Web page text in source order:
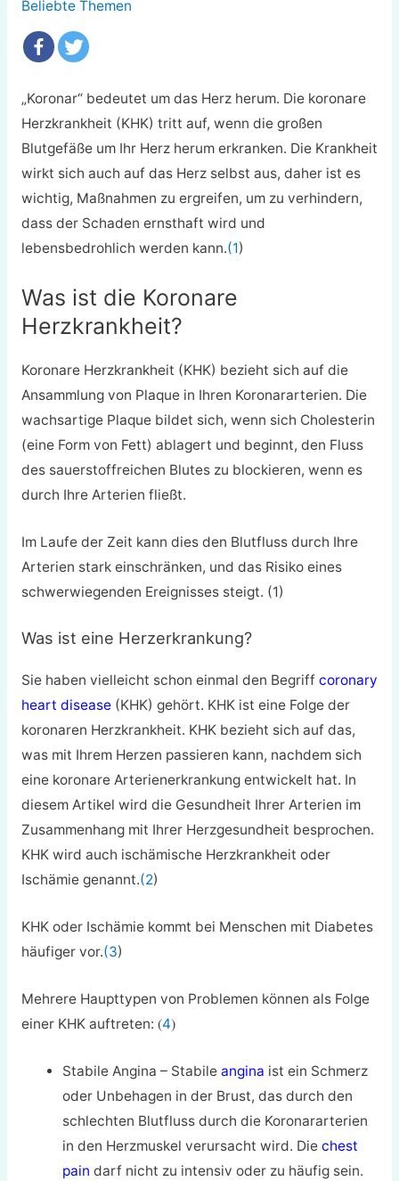
Beliebte Themen
„Koronar“ bedeutet um das Herz herum. Die koronare
Herzkrankheit (KHK) tritt auf, wenn die großen
Blutgefäße um Ihr Herz herum erkranken. Die Krankheit
wirkt sich auch auf das Herz selbst aus, daher ist es
wichtig, Maßnahmen zu ergreifen, um zu verhindern,
dass der Schaden ernsthaft wird und
lebensbedrohlich werden kann.(1)
Was ist die Koronare
Herzkrankheit?
Koronare Herzkrankheit (KHK) bezieht sich auf die
Ansammlung von Plaque in Ihren Koronararterien. Die
wachsartige Plaque bildet sich, wenn sich Cholesterin
(eine Form von Fett) ablagert und beginnt, den Fluss
des sauerstoffreichen Blutes zu blockieren, wenn es
durch Ihre Arterien fließt.
Im Laufe der Zeit kann dies den Blutfluss durch Ihre
Arterien stark einschränken, und das Risiko eines
schwerwiegenden Ereignisses steigt. (1)
Was ist eine Herzerkrankung?
Sie haben vielleicht schon einmal den Begriff coronary
heart disease(KHK) gehört. KHK ist eine Folge der
koronaren Herzkrankheit. KHK bezieht sich auf das,
was mit Ihrem Herzen passieren kann, nachdem sich
eine koronare Arterienerkrankung entwickelt hat. In
diesem Artikel wird die Gesundheit Ihrer Arterien im
Zusammenhang mit Ihrer Herzgesundheit besprochen.
KHK wird auch ischämische Herzkrankheit oder
Ischämie genannt.(2)
KHK oder Ischämie kommt bei Menschen mit Diabetes
häufiger vor.(3)
Mehrere Haupttypen von Problemen können als Folge
einer KHK auftreten: (4)
Stabile Angina – Stabileangina ist ein Schmerz
oder Unbehagen in der Brust, das durch den
schlechten Blutfluss durch die Koronararterien
in den Herzmuskel verursacht wird. Diechest
pain darf nicht zu intensiv oder zu häufig sein.